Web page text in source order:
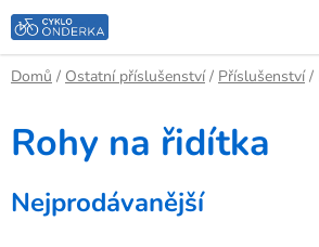
Přejít
na
obsah
Domů / Ostatní příslušenství / Příslušenství /
Rohy na řidítka
Nejprodávanější